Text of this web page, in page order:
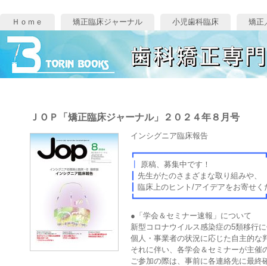
Ｈｏｍｅ 矯正臨床ジャーナル 小児歯科臨床 矯正
ＪＯＰ「矯正臨床ジャーナル」２０２４年８月号
インシグニア臨床報告
原稿、募集
先生がたのさまざま
臨床上のヒント/アイデアを
●「学会＆セミナー速報」について
新型コロナウイルス感染症の5類移行
個人・事業者の状況に応じた自主的な
それに伴い、各学会＆セミナーが主
ご参加の際は、事前に各連絡先に最